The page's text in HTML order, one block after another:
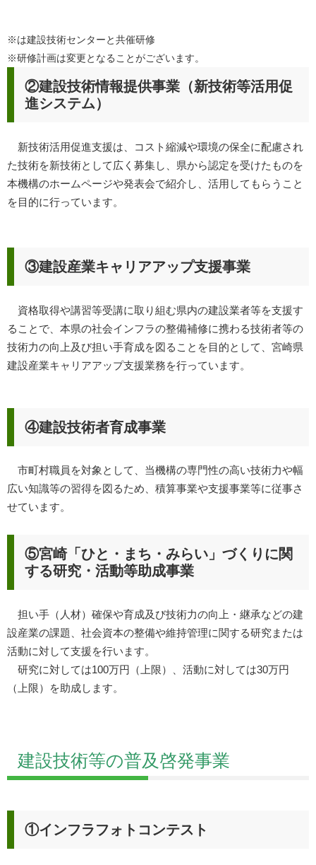
※は建設技術センターと共催研修
※研修計画は変更となることがございます。
②建設技術情報提供事業（新技術等活用促
進システム）
新技術活用促進支援は、コスト縮減や環境の保全に配慮され
た技術を新技術として広く募集し、県から認定を受けたものを
本機構のホームページや発表会で紹介し、活用してもらうこと
を目的に行っています。
③建設産業キャリアアップ支援事業
資格取得や講習等受講に取り組む県内の建設業者等を支援す
ることで、本県の社会インフラの整備補修に携わる技術者等の
技術力の向上及び担い手育成を図ることを目的として、宮崎県
建設産業キャリアアップ支援業務を行っています。
④建設技術者育成事業
市町村職員を対象として、当機構の専門性の高い技術力や幅
広い知識等の習得を図るため、積算事業や支援事業等に従事さ
せています。
⑤宮崎「ひと・まち・みらい」づくりに関
する研究・活動等助成事業
担い手（人材）確保や育成及び技術力の向上・継承などの建
設産業の課題、社会資本の整備や維持管理に関する研究または
活動に対して支援を行います。
研究に対しては100万円（上限）、活動に対しては30万円
（上限）を助成します。
建設技術等の普及啓発事業
①インフラフォトコンテスト